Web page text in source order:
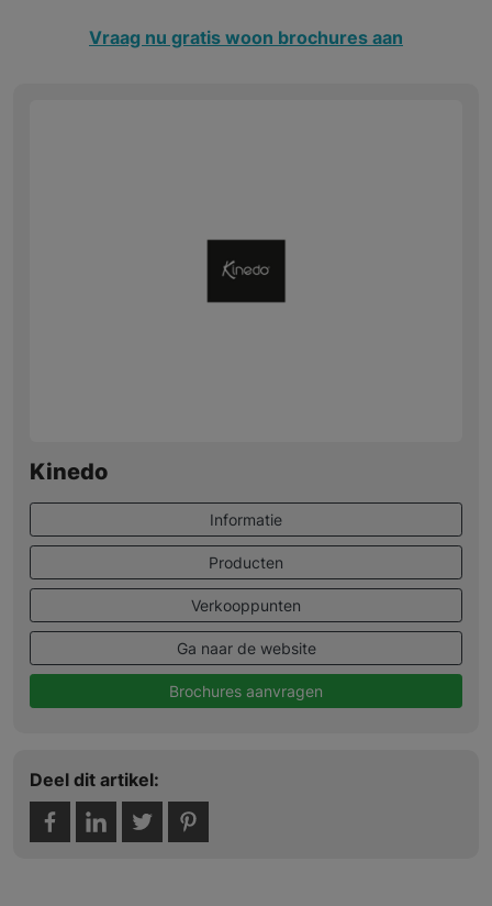
Vraag nu gratis woon brochures aan
Kinedo
Informatie
Producten
Verkooppunten
Ga naar de website
Brochures aanvragen
Deel dit artikel: